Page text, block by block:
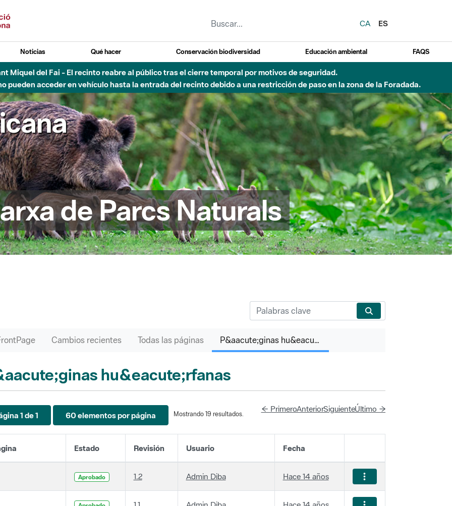
CA
ES
Noticias Qué hacer Conservación biodiversidad Educación ambiental FAQS
- Afectaciones en el cauce del Parque Fluvial del Besòs debido a obras de construcción de una pasarela sobre el río
de Parcs Naturals
1 de 1 60 elementos por página
Estado Revisión Usuario Fecha
1.2 Admin Diba Hace 14 años
Aprobado 1.1 Admin Diba Hace 14 años